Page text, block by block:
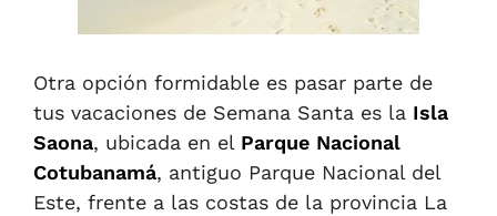
Otra opción formidable es pasar parte de
tus vacaciones de Semana Santa es la Isla
Saona, ubicada en el Parque Nacional
Cotubanamá, antiguo Parque Nacional del
Este, frente a las costas de la provincia La